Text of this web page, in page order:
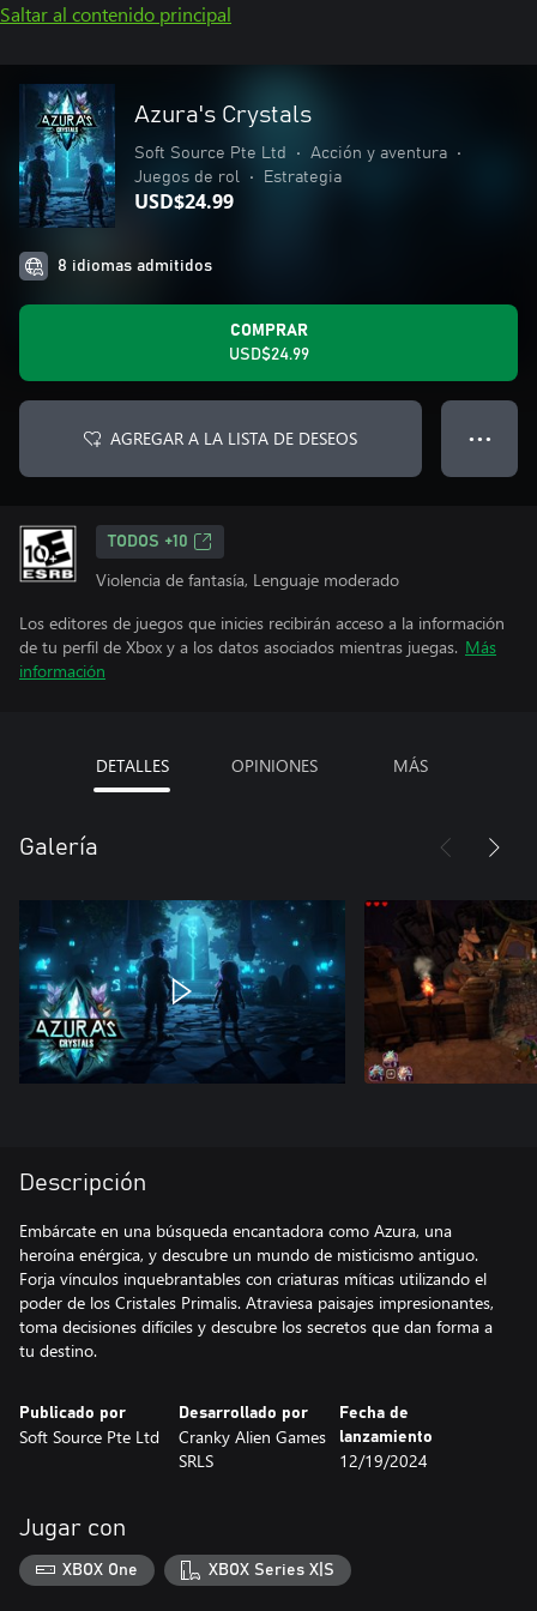
Saltar al contenido principal
Azura's Crystals
Soft Source Pte Ltd • Acción y aventura
•
Juegos de rol
• Estrategia
USD$24.99
8 idiomas admitidos
COMPRAR
USD$24.99
AGREGAR A LA LISTA DE DESEOS ● ● ●
TODOS +10
Violencia de fantasía, Lenguaje moderado
Los editores de juegos que inicies recibirán acceso a la información
de tu perfil de Xbox y a los datos asociados mientras juegas. Más
información
DETALLES OPINIONES MÁS
Galería
Descripción
Embárcate en una búsqueda encantadora como Azura, una
heroína enérgica, y descubre un mundo de misticismo antiguo.
Forja vínculos inquebrantables con criaturas míticas utilizando el
poder de los Cristales Primalis. Atraviesa paisajes impresionantes,
toma decisiones difíciles y descubre los secretos que dan forma a
tu destino.
Publicado por
Soft Source Pte Ltd
Desarrollado por
Cranky Alien Games
SRLS
Fecha de
lanzamiento
12/19/2024
Jugar con
XBOX One XBOX Series X|S